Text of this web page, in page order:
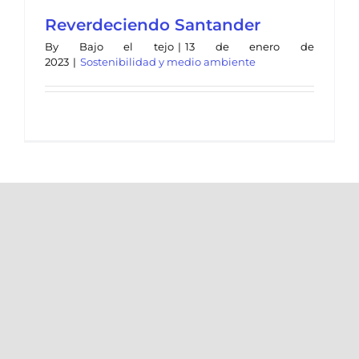
Reverdeciendo Santander
By Bajo el tejo | 13 de enero de
2023 | Sostenibilidad y medio ambiente